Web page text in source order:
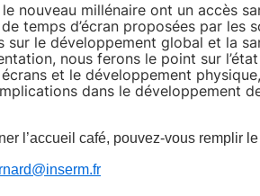
nouveau millénaire ont un accès
temps d’écran proposées par les
sur le développement global et la
nous ferons le point sur
écrans et le développement
dans le développement
l’accueil café, pouvez-vous remplir